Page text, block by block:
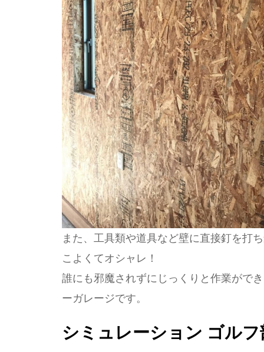
また、工具類や道具など壁に直接釘を打
こよくてオシャレ！
誰にも邪魔されずにじっくりと作業がで
ーガレージです。
シミュレーション ゴルフ